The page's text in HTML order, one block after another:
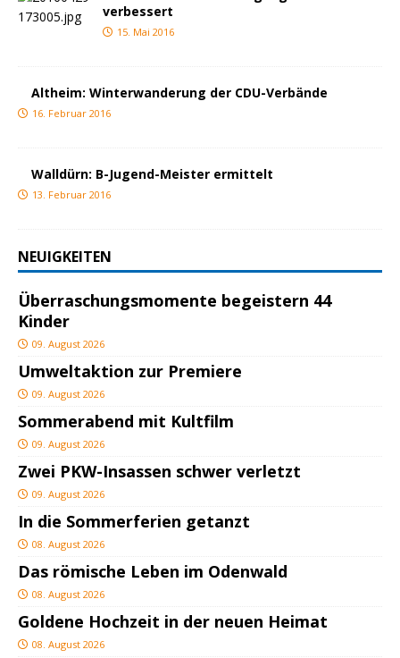
verbessert
15. Mai 2016
Altheim: Winterwanderung der CDU-Verbände
16. Februar 2016
Walldürn: B-Jugend-Meister ermittelt
13. Februar 2016
NEUIGKEITEN
Überraschungsmomente begeistern 44
Kinder
09. August 2026
Umweltaktion zur Premiere
09. August 2026
Sommerabend mit Kultfilm
09. August 2026
Zwei PKW-Insassen schwer verletzt
09. August 2026
In die Sommerferien getanzt
08. August 2026
Das römische Leben im Odenwald
08. August 2026
Goldene Hochzeit in der neuen Heimat
08. August 2026